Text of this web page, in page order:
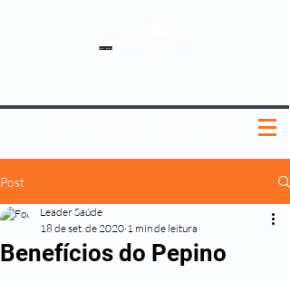
Post
Benefícios do Pepino
Leader Saúde
18 de set. de 2020 1 min de leitura